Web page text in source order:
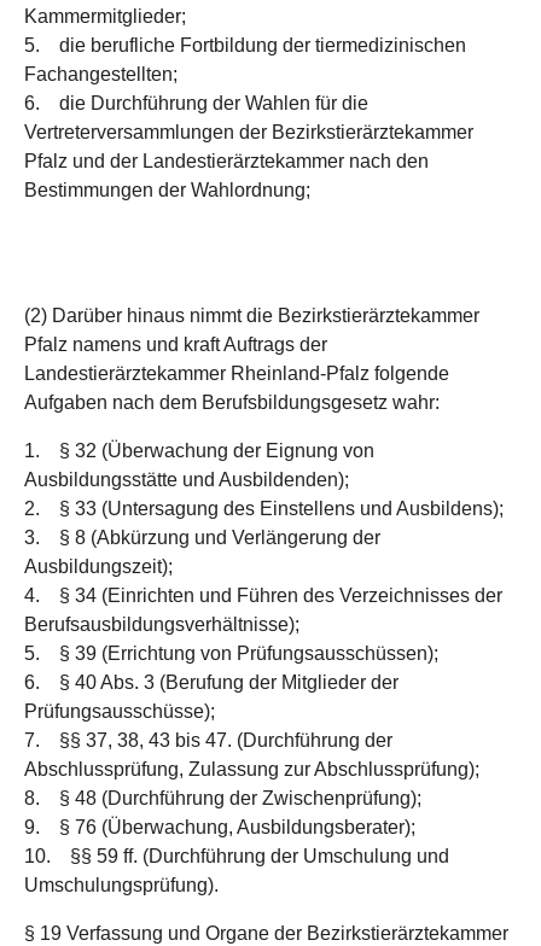
Kammermitglieder;
5. die berufliche Fortbildung der tiermedizinischen
Fachangestellten;
6. die Durchführung der Wahlen für die
Vertreterversammlungen der Bezirkstierärztekammer
Pfalz und der Landestierärztekammer nach den
Bestimmungen der Wahlordnung;
(2) Darüber hinaus nimmt die Bezirkstierärztekammer
Pfalz namens und kraft Auftrags der
Landestierärztekammer Rheinland-Pfalz folgende
Aufgaben nach dem Berufsbildungsgesetz wahr:
1. § 32 (Überwachung der Eignung von
Ausbildungsstätte und Ausbildenden);
2. § 33 (Untersagung des Einstellens und Ausbildens);
3. § 8 (Abkürzung und Verlängerung der
Ausbildungszeit);
4. § 34 (Einrichten und Führen des Verzeichnisses der
Berufsausbildungsverhältnisse);
5. § 39 (Errichtung von Prüfungsausschüssen);
6. § 40 Abs. 3 (Berufung der Mitglieder der
Prüfungsausschüsse);
7. §§ 37, 38, 43 bis 47. (Durchführung der
Abschlussprüfung, Zulassung zur Abschlussprüfung);
8. § 48 (Durchführung der Zwischenprüfung);
9. § 76 (Überwachung, Ausbildungsberater);
10. §§ 59 ff. (Durchführung der Umschulung und
Umschulungsprüfung).
§ 19 Verfassung und Organe der Bezirkstierärztekammer